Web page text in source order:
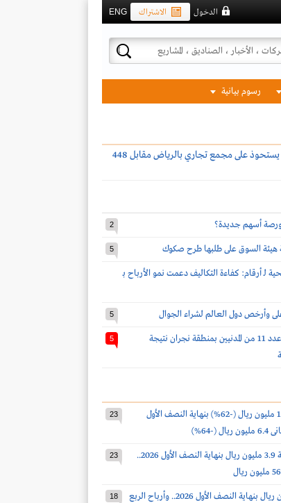
ENG الاشتراك الدخول
رسوم بيانية
سيكو السعودية ريت يستحوذ على مجمع تجاري بالرياض مقابل 448
بورصة أسهم جديدة؟ 2
هيئة السوق على طلبها طرح صكوك 5
لـ أرقام: كفاءة التكاليف دعمت نمو الأرباح بـ
5
قوات التحالف: إصابة عدد 11 من المدنيين بمنطقة نجران نتيجة
5
أرباح صالح الراشد 15.7 مليون ريال (-62%) بنهاية النصف الأول
23
أرباح الخدمات الأرضية 3.9 مليون ريال بنهاية النصف الأول 2026..
23
أرباح الدواء 52.5 مليون ريال بنهاية النصف الأول 2026.. وأرباح الربع
18